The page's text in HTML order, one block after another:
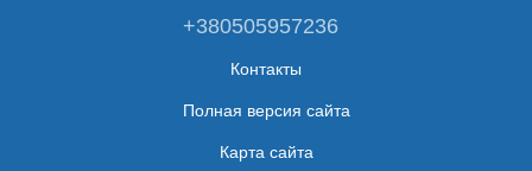
+380505957236
Контакты
Полная версия сайта
Карта сайта